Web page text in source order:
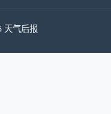
天气后报